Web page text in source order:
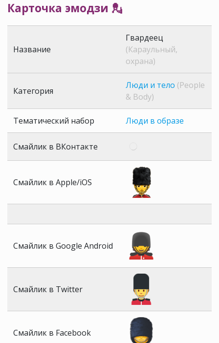
Карточка эмодзи 💂
Название
Гвардеец
(Караульный,
охрана)
Категория
Люди и тело (People
& Body)
Тематический набор Люди в образе
Смайлик в ВКонтакте
Смайлик в Apple/iOS
Смайлик в Google Android
Смайлик в Twitter
Смайлик в Facebook